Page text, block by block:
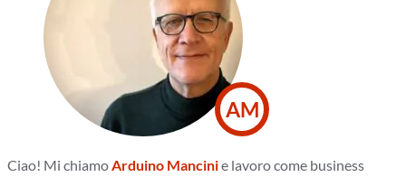
AM
Ciao! Mi chiamo Arduino Mancinie lavoro come business